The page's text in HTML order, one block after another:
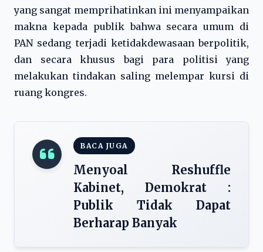
yang sangat memprihatinkan ini menyampaikan
makna kepada publik bahwa secara umum di
PAN sedang terjadi ketidakdewasaan berpolitik,
dan secara khusus bagi para politisi yang
melakukan tindakan saling melempar kursi di
ruang kongres.
BACA JUGA
Menyoal Reshuffle
Kabinet, Demokrat :
Publik Tidak Dapat
Berharap Banyak